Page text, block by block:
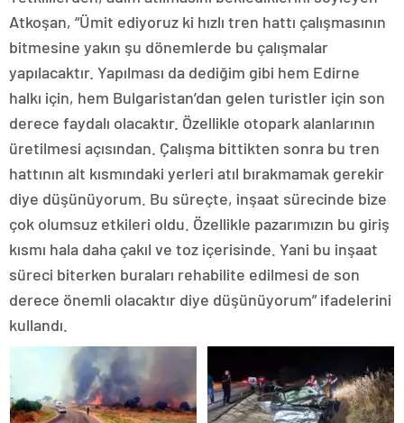
Atkoşan, “Ümit ediyoruz ki hızlı tren hattı çalışmasının
bitmesine yakın şu dönemlerde bu çalışmalar
yapılacaktır. Yapılması da dediğim gibi hem Edirne
halkı için, hem Bulgaristan’dan gelen turistler için son
derece faydalı olacaktır. Özellikle otopark alanlarının
üretilmesi açısından. Çalışma bittikten sonra bu tren
hattının alt kısmındaki yerleri atıl bırakmamak gerekir
diye düşünüyorum. Bu süreçte, inşaat sürecinde bize
çok olumsuz etkileri oldu. Özellikle pazarımızın bu giriş
kısmı hala daha çakıl ve toz içerisinde. Yani bu inşaat
süreci biterken buraları rehabilite edilmesi de son
derece önemli olacaktır diye düşünüyorum” ifadelerini
kullandı.